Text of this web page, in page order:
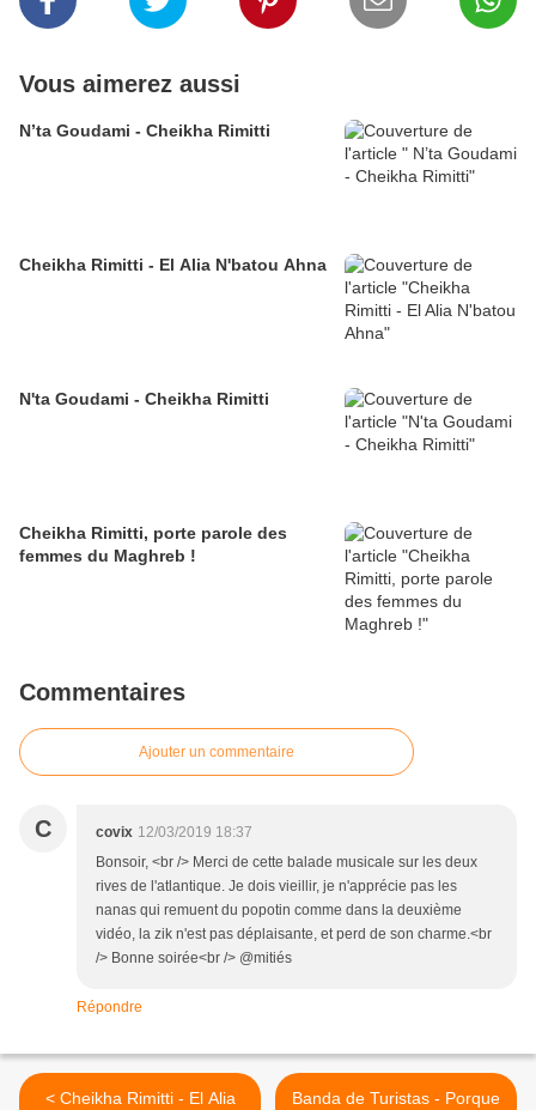
Vous aimerez aussi
N’ta Goudami - Cheikha Rimitti
Cheikha Rimitti - El Alia N'batou Ahna
N'ta Goudami - Cheikha Rimitti
Cheikha Rimitti, porte parole des
femmes du Maghreb !
Commentaires
Ajouter un commentaire
C covix 12/03/2019 18:37
Bonsoir, <br /> Merci de cette balade musicale sur les deux
rives de l'atlantique. Je dois vieillir, je n'apprécie pas les
nanas qui remuent du popotin comme dans la deuxième
vidéo, la zik n'est pas déplaisante, et perd de son charme.<br
/> Bonne soirée<br /> @mitiés
Répondre
< Cheikha Rimitti - El Alia
Banda de Turistas - Porque